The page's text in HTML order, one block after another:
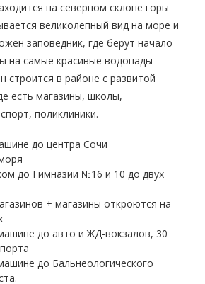
на северном склоне горы
великолепный вид на море и
заповедник, где берут начало
на самые красивые водопады
строится в районе с развитой
есть магазины, школы,
поликлиники.
до центра Сочи
до Гимназии №16 и 10 до двух
+ магазины откроются на
до авто и ЖД-вокзалов, 30
до Бальнеологического